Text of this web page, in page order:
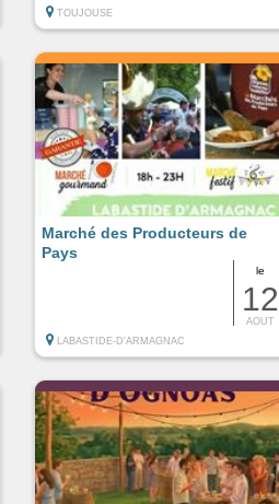
TOUJOUSE
le
12
AOUT
Marché des Producteurs de
Pays
LABASTIDE-D'ARMAGNAC